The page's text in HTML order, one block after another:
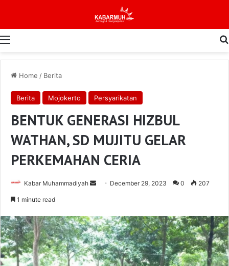
Menu
Home / Berita
Berita Mojokerto Persyarikatan
BENTUK GENERASI HIZBUL
WATHAN, SD MUJITU GELAR
PERKEMAHAN CERIA
Kabar Muhammadiyah
Send December 29, 2023 0 207
1 minute read